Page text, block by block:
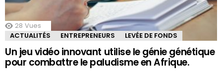
28 Vues
ACTUALITÉS
ENTREPRENEURS LEVÉE DE FONDS
Un jeu vidéo innovant utilise le génie génétique
pour combattre le paludisme en Afrique.